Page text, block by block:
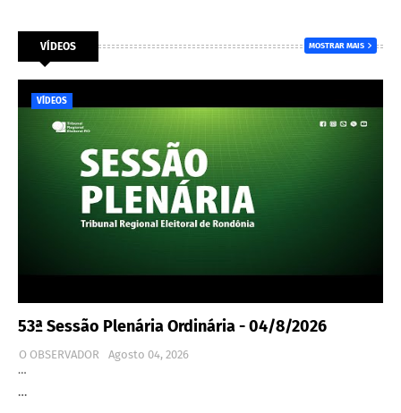
VÍDEOS MOSTRAR MAIS
VÍDEOS
53ª Sessão Plenária Ordinária - 04/8/2026
O OBSERVADOR
Agosto 04, 2026
…
…